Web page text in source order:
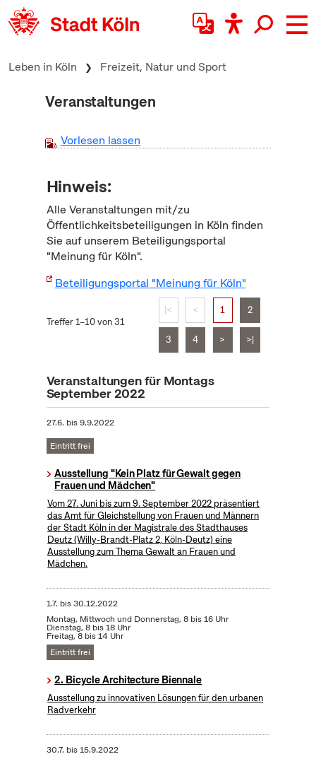
zum Inhalt springen
Leben in Köln Freizeit, Natur und Sport
Veranstaltungen
Vorlesen lassen
Hinweis:
Alle Veranstaltungen mit/zu
Öffentlichkeitsbeteiligungen in Köln finden
Sie auf unserem Beteiligungsportal
"Meinung für Köln".
Beteiligungsportal "Meinung für Köln"
Treffer 1–10 von 31
|< < 1 2
3 4 > >|
Veranstaltungen für Montags
September 2022
27.6. bis9.9.2022
Eintritt frei
Ausstellung "Kein Platz für Gewalt gegen
Frauen und Mädchen"
Vom 27. Juni bis zum 9. September 2022 präsentiert
das Amt für Gleichstellung von Frauen und Männern
der Stadt Köln in der Magistrale des Stadthauses
Deutz (Willy-Brandt-Platz 2, Köln-Deutz) eine
Ausstellung zum Thema Gewalt an Frauen und
Mädchen.
1.7. bis30.12.2022
Montag, Mittwoch und Donnerstag, 8 bis 16 Uhr
Dienstag, 8 bis 18 Uhr
Freitag, 8 bis 14 Uhr
Eintritt frei
2. Bicycle Architecture Biennale
Ausstellung zu innovativen Lösungen für den urbanen
Radverkehr
30.7. bis15.9.2022